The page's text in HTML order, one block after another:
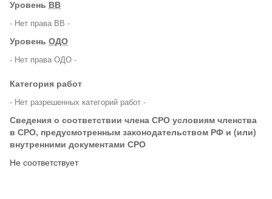
Уровень ВВ
- Нет права ВВ -
Уровень ОДО
- Нет права ОДО -
Категория работ
- Нет разрешенных категорий работ -
Сведения о соответствии члена СРО условиям членства
в СРО, предусмотренным законодательством РФ и (или)
внутренними документами СРО
Не соответствует